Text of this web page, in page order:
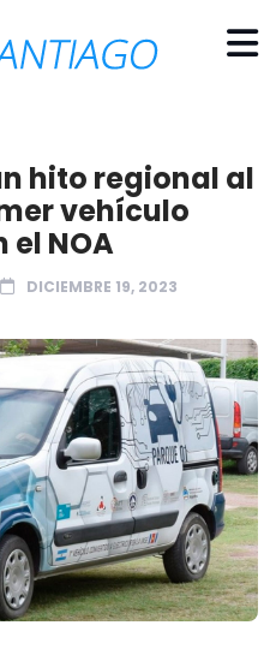
hito regional al
vehículo
el NOA
DICIEMBRE 19, 2023